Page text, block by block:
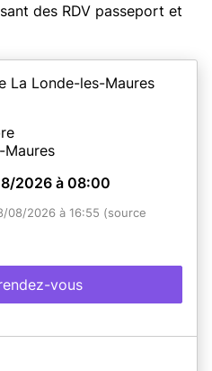
des RDV passeport et
La Londe-les-Maures
Maures
2026 à 08:00
08/2026 à 16:55 (source
vous